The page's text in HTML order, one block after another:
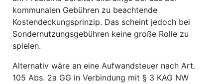
kommunalen Gebühren zu beachtende
Kostendeckungsprinzip. Das scheint jedoch bei
Sondernutzungsgebühren keine große Rolle zu
spielen.
Alternativ wäre an eine Aufwandsteuer nach Art.
105 Abs. 2a GG in Verbindung mit § 3 KAG NW